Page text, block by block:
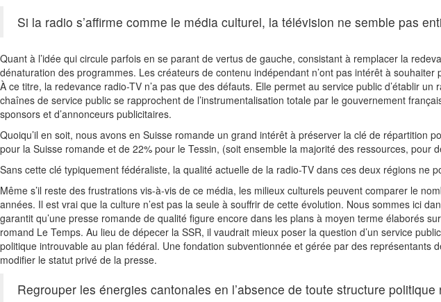
Si la radio s’affirme comme le média culturel, la télévision ne semble pas
Quant à l’idée qui circule parfois en se parant de vertus de gauche, consistant à remplacer la
dénaturation des programmes. Les créateurs de contenu indépendant n’ont pas intérêt à
À ce titre, la redevance radio-TV n’a pas que des défauts. Elle permet au service public d’établir
chaînes de service public se rapprochent de l’instrumentalisation totale par le gouvernement
sponsors et d’annonceurs publicitaires.
Quoiqu’il en soit, nous avons en Suisse romande un grand intérêt à préserver la clé de
pour la Suisse romande et de 22% pour le Tessin, (soit ensemble la majorité des ressources, pour
Sans cette clé typiquement fédéraliste, la qualité actuelle de la radio-TV dans ces deux régions ne
Même s’il reste des frustrations vis-à-vis de ce média, les milieux culturels peuvent comparer le
années. Il est vrai que la culture n’est pas la seule à souffrir de cette évolution. Nous sommes ici
garantit qu’une presse romande de qualité figure encore dans les plans à moyen terme élaborés
romand Le Temps. Au lieu de dépecer la SSR, il vaudrait mieux poser la question d’un service
politique introuvable au plan fédéral. Une fondation subventionnée et gérée par des
modifier le statut privé de la presse.
Regrouper les énergies cantonales en l’absence de toute structure